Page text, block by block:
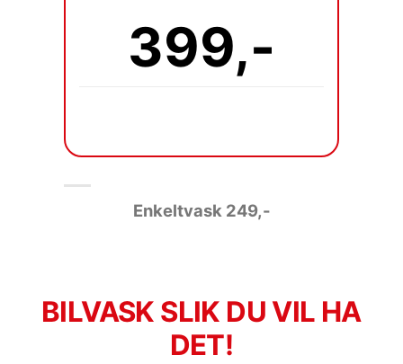
399,-
Enkeltvask 249,-
BILVASK SLIK DU VIL HA
DET!